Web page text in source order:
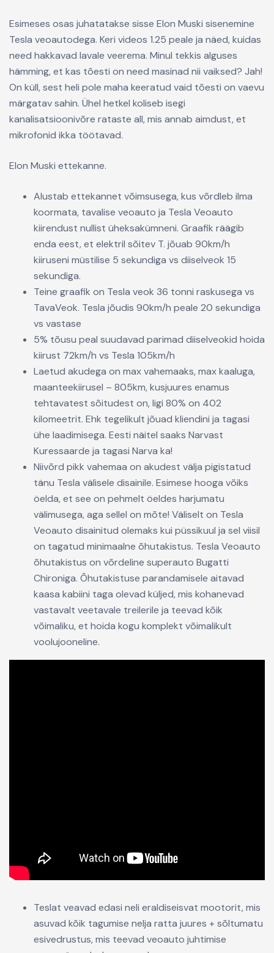
Esimeses osas juhatatakse sisse Elon Muski sisenemine
Tesla veoautodega. Keri videos 1.25 peale ja näed, kuidas
need hakkavad lavale veerema. Minul tekkis alguses
hämming, et kas tõesti on need masinad nii vaiksed? Jah!
On küll, sest heli pole maha keeratud vaid tõesti on vaevu
märgatav sahin. Ühel hetkel koliseb isegi
kanalisatsioonivõre rataste all, mis annab aimdust, et
mikrofonid ikka töötavad.
Elon Muski ettekanne.
Alustab ettekannet võimsusega, kus võrdleb ilma
koormata, tavalise veoauto ja Tesla Veoauto
kiirendust nullist üheksakümneni. Graafik räägib
enda eest, et elektril sõitev T. jõuab 90km/h
kiiruseni müstilise 5 sekundiga vs diiselveok 15
sekundiga.
Teine graafik on Tesla veok 36 tonni raskusega vs
TavaVeok. Tesla jõudis 90km/h peale 20 sekundiga
vs vastase
5% tõusu peal suudavad parimad diiselveokid hoida
kiirust 72km/h vs Tesla 105km/h
Laetud akudega on max vahemaaks, max kaaluga,
maanteekiirusel – 805km, kusjuures enamus
tehtavatest sõitudest on, ligi 80% on 402
kilomeetrit. Ehk tegelikult jõuad kliendini ja tagasi
ühe laadimisega. Eesti näitel saaks Narvast
Kuressaarde ja tagasi Narva ka!
Niivõrd pikk vahemaa on akudest välja pigistatud
tänu Tesla välisele disainile. Esimese hooga võiks
öelda, et see on pehmelt öeldes harjumatu
välimusega, aga sellel on mõte! Väliselt on Tesla
Veoauto disainitud olemaks kui püssikuul ja sel viisil
on tagatud minimaalne õhutakistus. Tesla Veoauto
õhutakistus on võrdeline superauto Bugatti
Chironiga. Õhutakistuse parandamisele aitavad
kaasa kabiini taga olevad küljed, mis kohanevad
vastavalt veetavale treilerile ja teevad kõik
võimaliku, et hoida kogu komplekt võimalikult
voolujooneline.
Teslat veavad edasi neli eraldiseisvat mootorit, mis
asuvad kõik tagumise nelja ratta juures + sõltumatu
esivedrustus, mis teevad veoauto juhtimise